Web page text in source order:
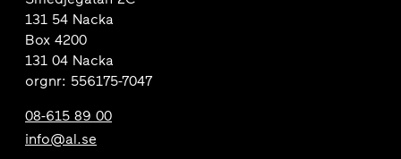
131 54 Nacka
Box 4200
131 04 Nacka
orgnr: 556175-7047
08-615 89 00
info@al.se